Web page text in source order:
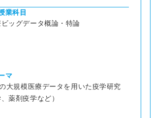
業科目
ッグデータ概論・特論
マ
大規模医療データを用いた疫学研究
、薬剤疫学など）